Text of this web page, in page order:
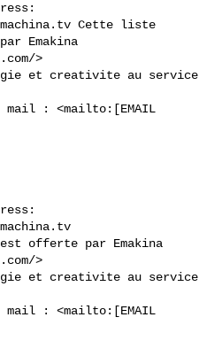
Cette liste
Emakina
>
et creativite au service
mail : <mailto:[EMAIL
offerte par Emakina
>
et creativite au service
mail : <mailto:[EMAIL